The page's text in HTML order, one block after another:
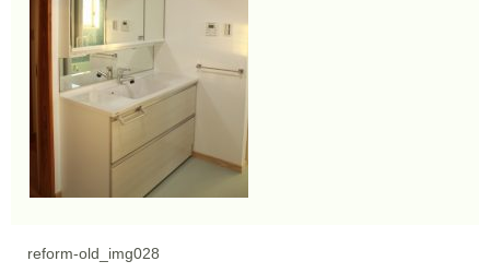
reform-old_img028